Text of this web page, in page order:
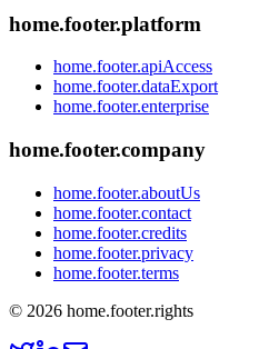
home.footer.platform
home.footer.apiAccess
home.footer.dataExport
home.footer.enterprise
home.footer.company
home.footer.aboutUs
home.footer.contact
home.footer.credits
home.footer.privacy
home.footer.terms
© 2026 home.footer.rights